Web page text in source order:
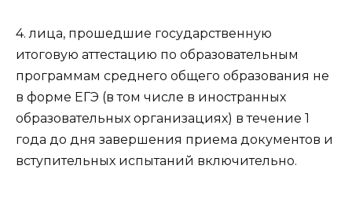
4. лица, прошедшие государственную
итоговую аттестацию по образовательным
программам среднего общего образования не
в форме ЕГЭ (в том числе в иностранных
образовательных организациях) в течение 1
года до дня завершения приема документов и
вступительных испытаний включительно.